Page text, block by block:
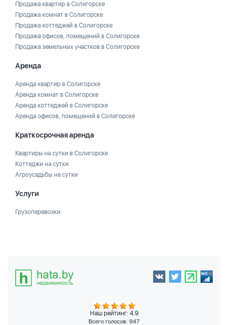
Продажа квартир в Солигорске
Продажа комнат в Солигорске
Продажа коттеджей в Солигорске
Продажа офисов, помещений в Солигорске
Продажа земельных участков в Солигорске
Аренда
Аренда квартир в Солигорске
Аренда комнат в Солигорске
Аренда коттеджей в Солигорске
Аренда офисов, помещений в Солигорске
Краткосрочная аренда
Квартиры на сутки в Солигорске
Коттеджи на сутки
Агроусадьбы на сутки
Услуги
Грузоперевозки
Наш рейтинг: 4.9
Всего голосов: 947